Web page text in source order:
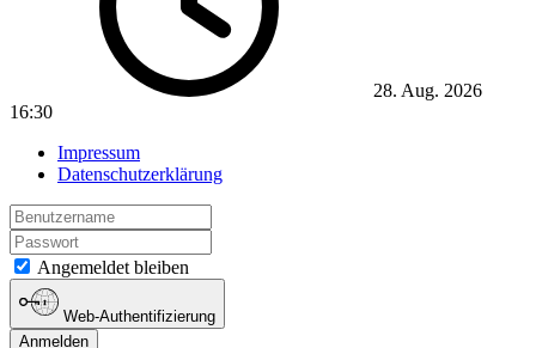
28. Aug. 2026
16:30
Impressum
Datenschutzerklärung
Angemeldet bleiben
Web-Authentifizierung
Anmelden